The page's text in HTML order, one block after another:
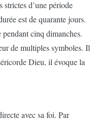
strictes d’une période
est de quarante jours.
cinq dimanches.
de multiples symboles. Il
Dieu, il évoque la
avec sa foi. Par